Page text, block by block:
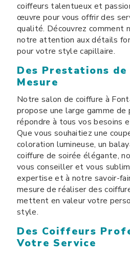
coiffeurs talentueux et
œuvre pour vous offrir des
qualité. Découvrez comment
notre attention aux détails
pour votre style capillaire.
Des Prestations
Mesure
Notre salon de coiffure à
propose une large gamme
répondre à tous vos besoins
Que vous souhaitiez une
coloration lumineuse, un
coiffure de soirée élégante,
vous conseiller et vous
expertise et à notre savoir-
mesure de réaliser des
mettent en valeur votre
style.
Des Coiffeurs
Votre Service